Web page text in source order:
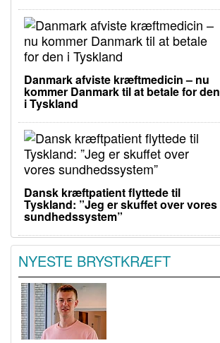
Danmark afviste kræftmedicin – nu
kommer Danmark til at betale for den
i Tyskland
Dansk kræftpatient flyttede til
Tyskland: ”Jeg er skuffet over vores
sundhedssystem”
NYESTE BRYSTKRÆFT